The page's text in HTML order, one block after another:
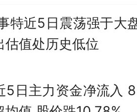
特近5日震荡强于大
估值处历史低位
5日主力资金净流入